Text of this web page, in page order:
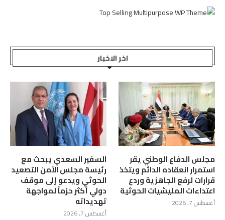
اخر الاخبار
مجلس الدفاع الوطني يقر
استمرار انعقاده الدائم ويتخذ
قرارات لرفع الجاهزية وردع
اعتداءات المليشيات الحوثية
أغسطس 7, 2026
السفير السعدي يبحث مع
رئيسة مجلس الأمن التصعيد
الحوثي ويدعو إلى موقف
دولي أكثر حزماً لمواجهة
تهديداته
أغسطس 7, 2026